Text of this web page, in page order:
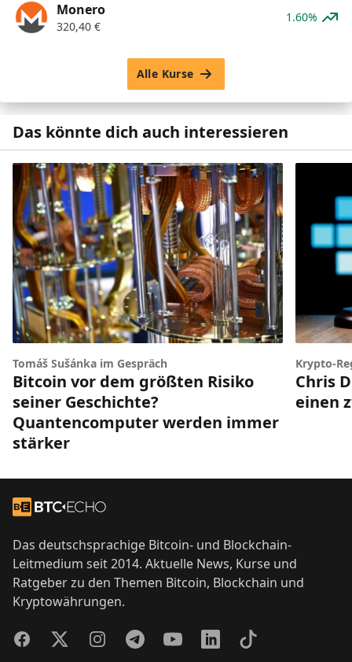
Monero
320,40 €
1.60%
Alle Kurse
Das könnte dich auch interessieren
Tomáš Sušánka im Gespräch
Bitcoin vor dem größten Risiko
seiner Geschichte?
Quantencomputer werden immer
stärker
Krypto-
Chris
einen
Zur Startseite
Das deutschsprachige Bitcoin- und Blockchain-
Leitmedium seit 2014. Aktuelle News, Kurse und
Ratgeber zu den Themen Bitcoin, Blockchain und
Kryptowährungen.
FacebookTwitterInstagramTelegramYouTubeLinkedInTikTok